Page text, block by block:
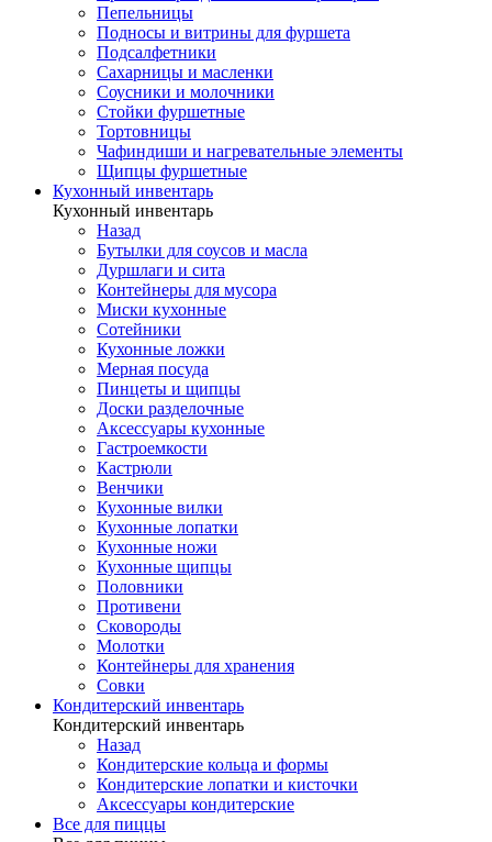
Пепельницы
Подносы и витрины для фуршета
Подсалфетники
Сахарницы и масленки
Соусники и молочники
Стойки фуршетные
Тортовницы
Чафиндиши и нагревательные элементы
Щипцы фуршетные
Кухонный инвентарь
Кухонный инвентарь
Назад
Бутылки для соусов и масла
Дуршлаги и сита
Контейнеры для мусора
Миски кухонные
Сотейники
Кухонные ложки
Мерная посуда
Пинцеты и щипцы
Доски разделочные
Аксессуары кухонные
Гастроемкости
Кастрюли
Венчики
Кухонные вилки
Кухонные лопатки
Кухонные ножи
Кухонные щипцы
Половники
Противени
Сковороды
Молотки
Контейнеры для хранения
Совки
Кондитерский инвентарь
Кондитерский инвентарь
Назад
Кондитерские кольца и формы
Кондитерские лопатки и кисточки
Аксессуары кондитерские
Все для пиццы